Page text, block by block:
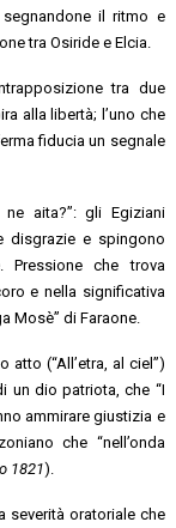
segnandone il ritmo e
tra Osiride e Elcia.
tra due
alla libertà; l’uno che
fiducia un segnale
aita?”: gli Egiziani
disgrazie e spingono
Pressione che trova
e nella significativa
Mosè” di Faraone.
atto (“All’etra, al ciel”)
un dio patriota, che “I
ammirare giustizia e
che “nell’onda
1821).
severità oratoriale che